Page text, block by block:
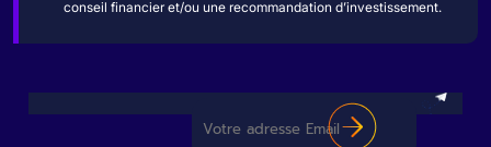
conseil financier et/ou une recommandation d’investissement.